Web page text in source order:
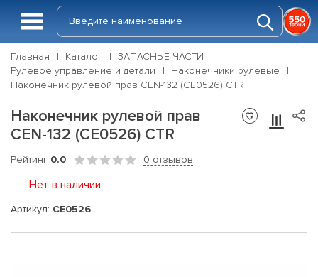
Главная Каталог
ЗАПАСНЫЕ ЧАСТИ
Рулевое управление и детали
Наконечники рулевые
Наконечник рулевой прав CEN-132 (CE0526) CTR
Наконечник рулевой прав
CEN-132 (CE0526) CTR
Рейтинг 0.0 0 отзывов
Нет в наличии
Артикул: CE0526